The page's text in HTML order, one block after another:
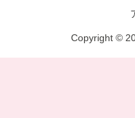
Copyright ©